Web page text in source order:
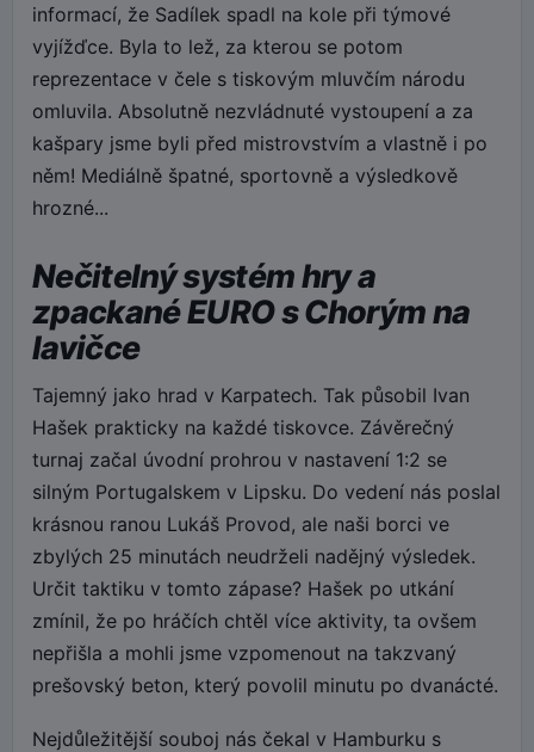
informací, že Sadílek spadl na kole při týmové
vyjížďce. Byla to lež, za kterou se potom
reprezentace v čele s tiskovým mluvčím národu
omluvila. Absolutně nezvládnuté vystoupení a za
kašpary jsme byli před mistrovstvím a vlastně i po
něm! Mediálně špatné, sportovně a výsledkově
hrozné...
Nečitelný systém hry a
zpackané EURO s Chorým na
lavičce
Tajemný jako hrad v Karpatech. Tak působil Ivan
Hašek prakticky na každé tiskovce. Závěrečný
turnaj začal úvodní prohrou v nastavení 1:2 se
silným Portugalskem v Lipsku. Do vedení nás poslal
krásnou ranou Lukáš Provod, ale naši borci ve
zbylých 25 minutách neudrželi nadějný výsledek.
Určit taktiku v tomto zápase? Hašek po utkání
zmínil, že po hráčích chtěl více aktivity, ta ovšem
nepřišla a mohli jsme vzpomenout na takzvaný
prešovský beton, který povolil minutu po dvanácté.
Nejdůležitější souboj nás čekal v Hamburku s